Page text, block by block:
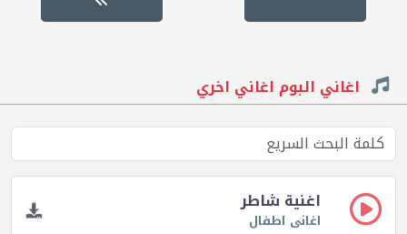
اغاني البوم اغاني اخري
اغنية شاطر
اغانى اطفال